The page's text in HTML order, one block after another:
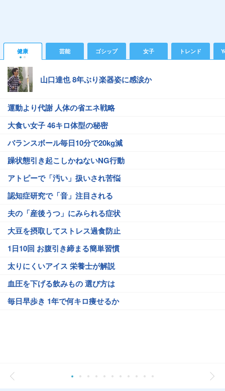
健康 芸能 ゴシップ 女子 トレンド
山口達也 8年ぶり楽器姿に感涙か
運動より代謝 人体の省エネ戦略
大食い女子 46キロ体型の秘密
バランスボール毎日10分で20kg減
躁状態引き起こしかねないNG行動
アトピーで「汚い」扱いされ苦悩
認知症研究で「音」注目される
夫の「産後うつ」にみられる症状
大豆を摂取してストレス過食防止
1日10回 お腹引き締まる簡単習慣
太りにくいアイス 栄養士が解説
血圧を下げる飲みもの 選び方は
毎日早歩き 1年で何キロ痩せるか